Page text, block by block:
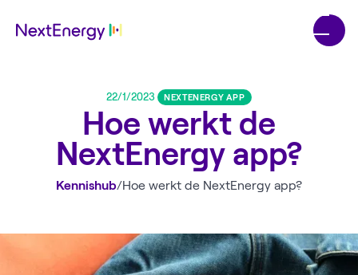
22/1/2023 NEXTENERGY APP
Hoe werkt de
NextEnergy app?
Kennishub/Hoe werkt de NextEnergy app?